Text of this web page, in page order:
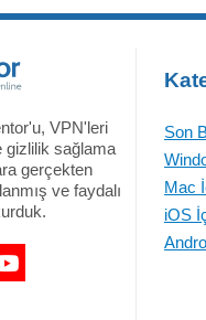
VPN'leri
gizlilik sağlama
gerçekten
ve faydalı
Son
Mac
iOS